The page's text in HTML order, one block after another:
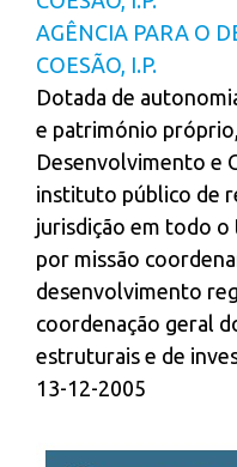
AGÊNCIA PARA O
COESÃO, I.P.
Dotada de
e património
Desenvolvimento e
instituto público de
jurisdição em todo
por missão
desenvolvimento
coordenação geral
estruturais e de
13-12-2005